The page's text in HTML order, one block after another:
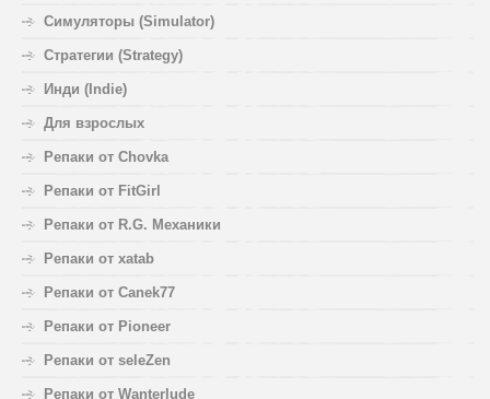
Симуляторы (Simulator)
Стратегии (Strategy)
Инди (Indie)
Для взрослых
Репаки от Chovka
Репаки от FitGirl
Репаки от R.G. Механики
Репаки от xatab
Репаки от Canek77
Репаки от Pioneer
Репаки от seleZen
Репаки от Wanterlude